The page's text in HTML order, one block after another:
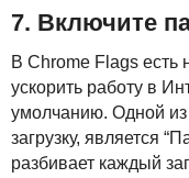
7. Включите
В Chrome Flags есть
ускорить работу в
умолчанию. Одной
загрузку, является
разбивает каждый